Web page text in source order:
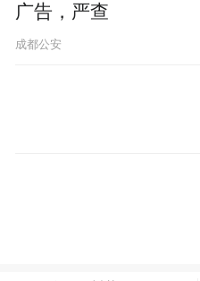
广告，严查
成都公安